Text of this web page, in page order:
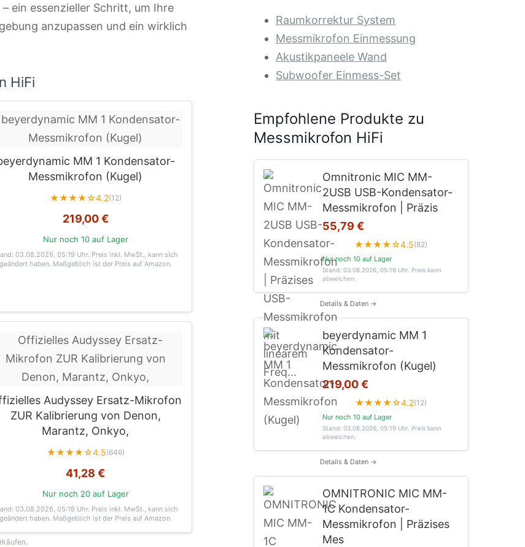
– ein essenzieller Schritt, um Ihre
anzupassen und ein wirklich
HiFi
MM 1 Kondensator-
Messmikrofon (Kugel)
★★★★☆4.2(12)
219,00 €
Nur noch 10 auf Lager
03.08.2026, 05:19 Uhr. Preis inkl. MwSt., kann sich
geändert haben. Maßgeblich ist der Preis auf Amazon.
Audyssey Ersatz-Mikrofon
ZUR Kalibrierung von Denon,
Marantz, Onkyo,
★★★★☆4.5(646)
41,28 €
Nur noch 20 auf Lager
03.08.2026, 05:19 Uhr. Preis inkl. MwSt., kann sich
geändert haben. Maßgeblich ist der Preis auf Amazon.
Raumkorrektur System
Messmikrofon Einmessung
Akustikpaneele Wand
Subwoofer Einmess-Set
Empfohlene Produkte zu
Messmikrofon HiFi
Omnitronic MIC MM-
2USB USB-Kondensator-
Messmikrofon | Präzis
55,79 €
★★★★☆4.5(82)
Nur noch 10 auf Lager
Stand: 03.08.2026, 05:19 Uhr. Preis kann
abweichen.
Details & Daten →
beyerdynamic MM 1
Kondensator-
Messmikrofon (Kugel)
219,00 €
★★★★☆4.2(12)
Nur noch 10 auf Lager
Stand: 03.08.2026, 05:19 Uhr. Preis kann
abweichen.
Details & Daten →
OMNITRONIC MIC MM-
1C Kondensator-
Messmikrofon | Präzises
Mes